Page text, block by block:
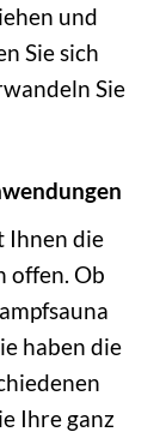
und
Sie sich
Sie
Ihnen die
offen. Ob
haben die
Ihre ganz